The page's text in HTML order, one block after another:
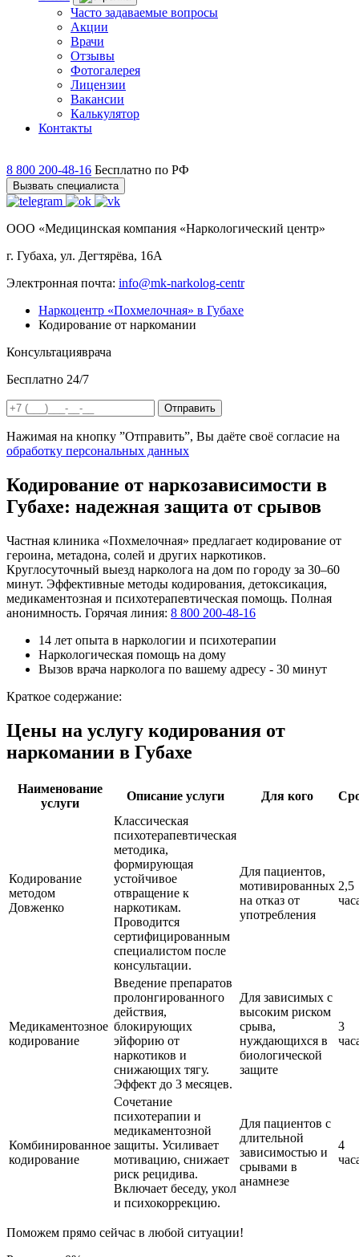
Часто задаваемые вопросы
Акции
Врачи
Отзывы
Фотогалерея
Лицензии
Вакансии
Калькулятор
Контакты
8 800 200-48-16 Бесплатно по РФ
Вызвать специалиста
ООО «Медицинская компания «Наркологический центр»
г. Губаха, ул. Дегтярёва, 16А
Электронная почта: info@mk-narkolog-centr
Наркоцентр «Похмелочная» в Губахе
Кодирование от наркомании
Консультацияврача
Бесплатно 24/7
Отправить
Нажимая на кнопку ”Отправить”, Вы даёте своё согласие на
обработку персональных данных
Кодирование от наркозависимости в
Губахе: надежная защита от срывов
Частная клиника «Похмелочная» предлагает кодирование от
героина, метадона, солей и других наркотиков.
Круглосуточный выезд нарколога на дом по городу за 30–60
минут. Эффективные методы кодирования, детоксикация,
медикаментозная и психотерапевтическая помощь. Полная
анонимность. Горячая линия: 8 800 200-48-16
14 лет опыта в наркологии и психотерапии
Наркологическая помощь на дому
Вызов врача нарколога по вашему адресу - 30 минут
Краткое содержание:
Цены на услугу кодирования от
наркомании в Губахе
Наименование
услуги
Описание услуги Для кого
Кодирование
методом
Довженко
Классическая
психотерапевтическая
методика,
формирующая
устойчивое
отвращение к
наркотикам.
Проводится
сертифицированным
специалистом после
консультации.
Для пациентов,
мотивированных
на отказ от
употребления
2,5
Медикаментозное
кодирование
Введение препаратов
пролонгированного
действия,
блокирующих
эйфорию от
наркотиков и
снижающих тягу.
Эффект до 3 месяцев.
Для зависимых с
высоким риском
срыва,
нуждающихся в
биологической
защите
3
Комбинированное
кодирование
Сочетание
психотерапии и
медикаментозной
защиты. Усиливает
мотивацию, снижает
риск рецидива.
Включает беседу, укол
и психокоррекцию.
Для пациентов с
длительной
зависимостью и
срывами в
анамнезе
4
Поможем прямо сейчас в любой ситуации!